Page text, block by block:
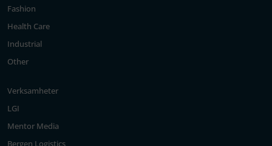
Fashion
Health Care
Industrial
Other
Verksamheter
LGI
Mentor Media
Bergen Logistics